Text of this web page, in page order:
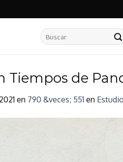
Buscar
por:
Tiempos de
en 790 &veces; 551 en